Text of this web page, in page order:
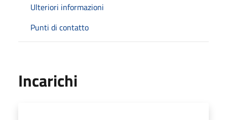
Ulteriori informazioni
Punti di contatto
Incarichi